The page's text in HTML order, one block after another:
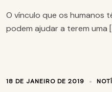
O vínculo que os humanos
podem ajudar a terem uma
18 DE JANEIRO DE 2019